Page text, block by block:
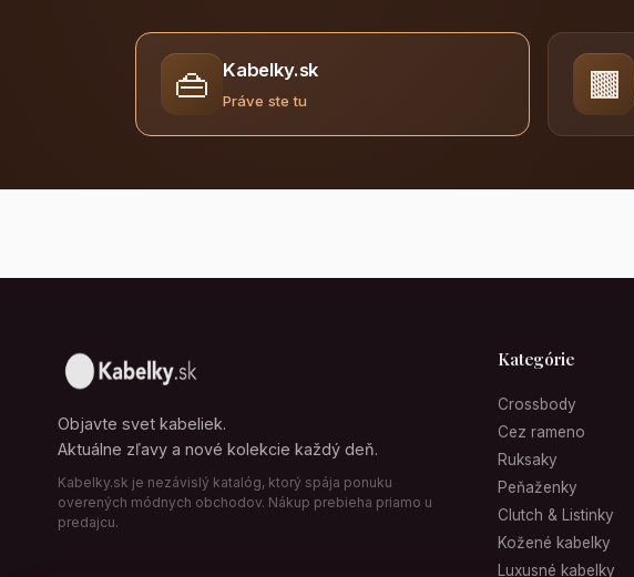
👜 Kabelky.sk
Práve ste tu 🟫
Objavte svet kabeliek.
Aktuálne zľavy a nové kolekcie každý deň.
Kabelky.sk je nezávislý katalóg, ktorý spája ponuku
overených módnych obchodov. Nákup prebieha priamo u
predajcu.
Kategórie
Crossbody
Cez rameno
Ruksaky
Peňaženky
Clutch & Listinky
Kožené kabelky
Luxusné kabelky